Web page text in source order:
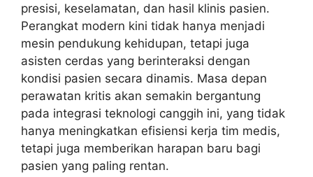
presisi, keselamatan, dan hasil klinis pasien.
Perangkat modern kini tidak hanya menjadi
mesin pendukung kehidupan, tetapi juga
asisten cerdas yang berinteraksi dengan
kondisi pasien secara dinamis. Masa depan
perawatan kritis akan semakin bergantung
pada integrasi teknologi canggih ini, yang tidak
hanya meningkatkan efisiensi kerja tim medis,
tetapi juga memberikan harapan baru bagi
pasien yang paling rentan.